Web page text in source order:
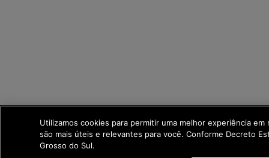
Utilizamos cookies para permitir uma melhor experiência
são mais úteis e relevantes para você. Conforme Decreto
Grosso do Sul.